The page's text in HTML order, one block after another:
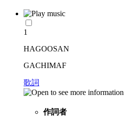
1
HAGOOSAN
GACHIMAF
歌詞
作詞者